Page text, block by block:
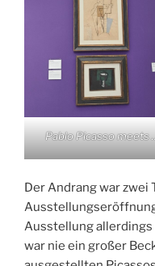
Pablo Picasso meets
Der Andrang war zwei
Ausstellung
war nie ein großer